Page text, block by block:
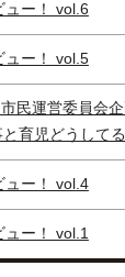
ュー！ vol.6
ュー！ vol.5
市民運営委員会
育児どうして
ュー！ vol.4
ュー！ vol.1